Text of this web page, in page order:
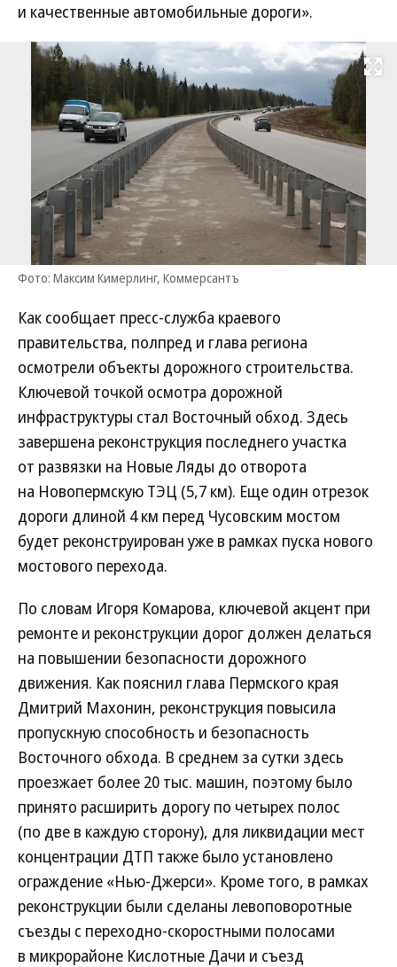
и качественные автомобильные дороги».
Развернуть
Фото: Максим Кимерлинг, Коммерсантъ
Как сообщает пресс-служба краевого
правительства, полпред и глава региона
осмотрели объекты дорожного строительства.
Ключевой точкой осмотра дорожной
инфраструктуры стал Восточный обход. Здесь
завершена реконструкция последнего участка
от развязки на Новые Ляды до отворота
на Новопермскую ТЭЦ (5,7 км). Еще один отрезок
дороги длиной 4 км перед Чусовским мостом
будет реконструирован уже в рамках пуска нового
мостового перехода.
По словам Игоря Комарова, ключевой акцент при
ремонте и реконструкции дорог должен делаться
на повышении безопасности дорожного
движения. Как пояснил глава Пермского края
Дмитрий Махонин, реконструкция повысила
пропускную способность и безопасность
Восточного обхода. В среднем за сутки здесь
проезжает более 20 тыс. машин, поэтому было
принято расширить дорогу по четырех полос
(по две в каждую сторону), для ликвидации мест
концентрации ДТП также было установлено
ограждение «Нью-Джерси». Кроме того, в рамках
реконструкции были сделаны левоповоротные
съезды с переходно-скоростными полосами
в микрорайоне Кислотные Дачи и съезд